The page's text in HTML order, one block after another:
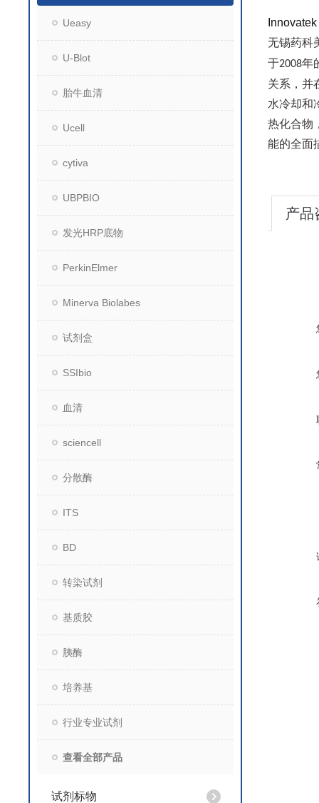
Ueasy
U-Blot
胎牛血清
Ucell
cytiva
UBPBIO
发光HRP底物
PerkinElmer
Minerva Biolabes
试剂盒
SSIbio
血清
sciencell
分散酶
ITS
BD
转染试剂
基质胶
胰酶
培养基
行业专业试剂
查看全部产品
试剂标物
无锡药科
于2008年
关系，并
水冷却和
热化合物
能的全面
产品